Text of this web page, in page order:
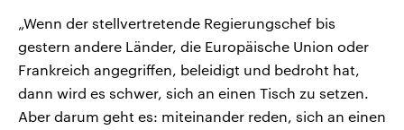
„Wenn der stellvertretende Regierungschef bis
gestern andere Länder, die Europäische Union oder
Frankreich angegriffen, beleidigt und bedroht hat,
dann wird es schwer, sich an einen Tisch zu setzen.
Aber darum geht es: miteinander reden, sich an einen